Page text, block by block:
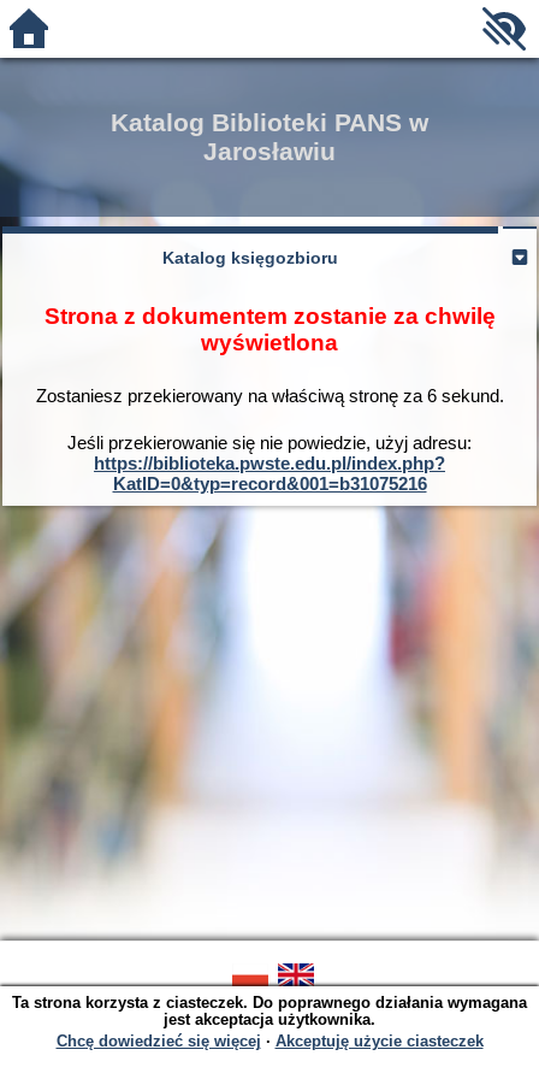
Katalog Biblioteki PANS w
Jarosławiu
Katalog księgozbioru
Strona z dokumentem zostanie za chwilę
wyświetlona
Zostaniesz przekierowany na właściwą stronę za 6sekund.
Jeśli przekierowanie się nie powiedzie, użyj adresu:
https://biblioteka.pwste.edu.pl/index.php?
KatID=0&typ=record&001=b31075216
SOWA OPAC v. 6.11.9 (2026-07-21)
Wygenerowano w 0,0025 s.
Ta strona korzysta z ciasteczek. Do poprawnego działania wymagana
jest akceptacja użytkownika.
Chcę dowiedzieć się więcej ∙ Akceptuję użycie ciasteczek